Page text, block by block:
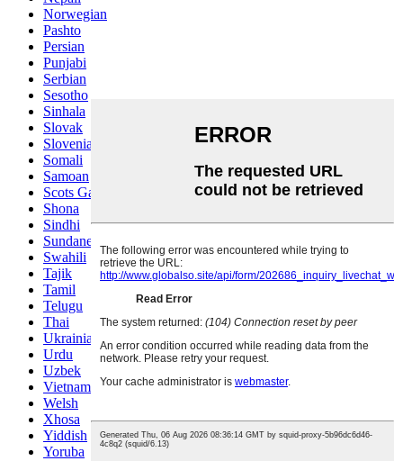
Norwegian
Pashto
Persian
Punjabi
Serbian
Sesotho
Sinhala
Slovak
Slovenian
Somali
Samoan
Scots Gaelic
Shona
Sindhi
Sundanese
Swahili
Tajik
Tamil
Telugu
Thai
Ukrainian
Urdu
Uzbek
Vietnamese
Welsh
Xhosa
Yiddish
Yoruba